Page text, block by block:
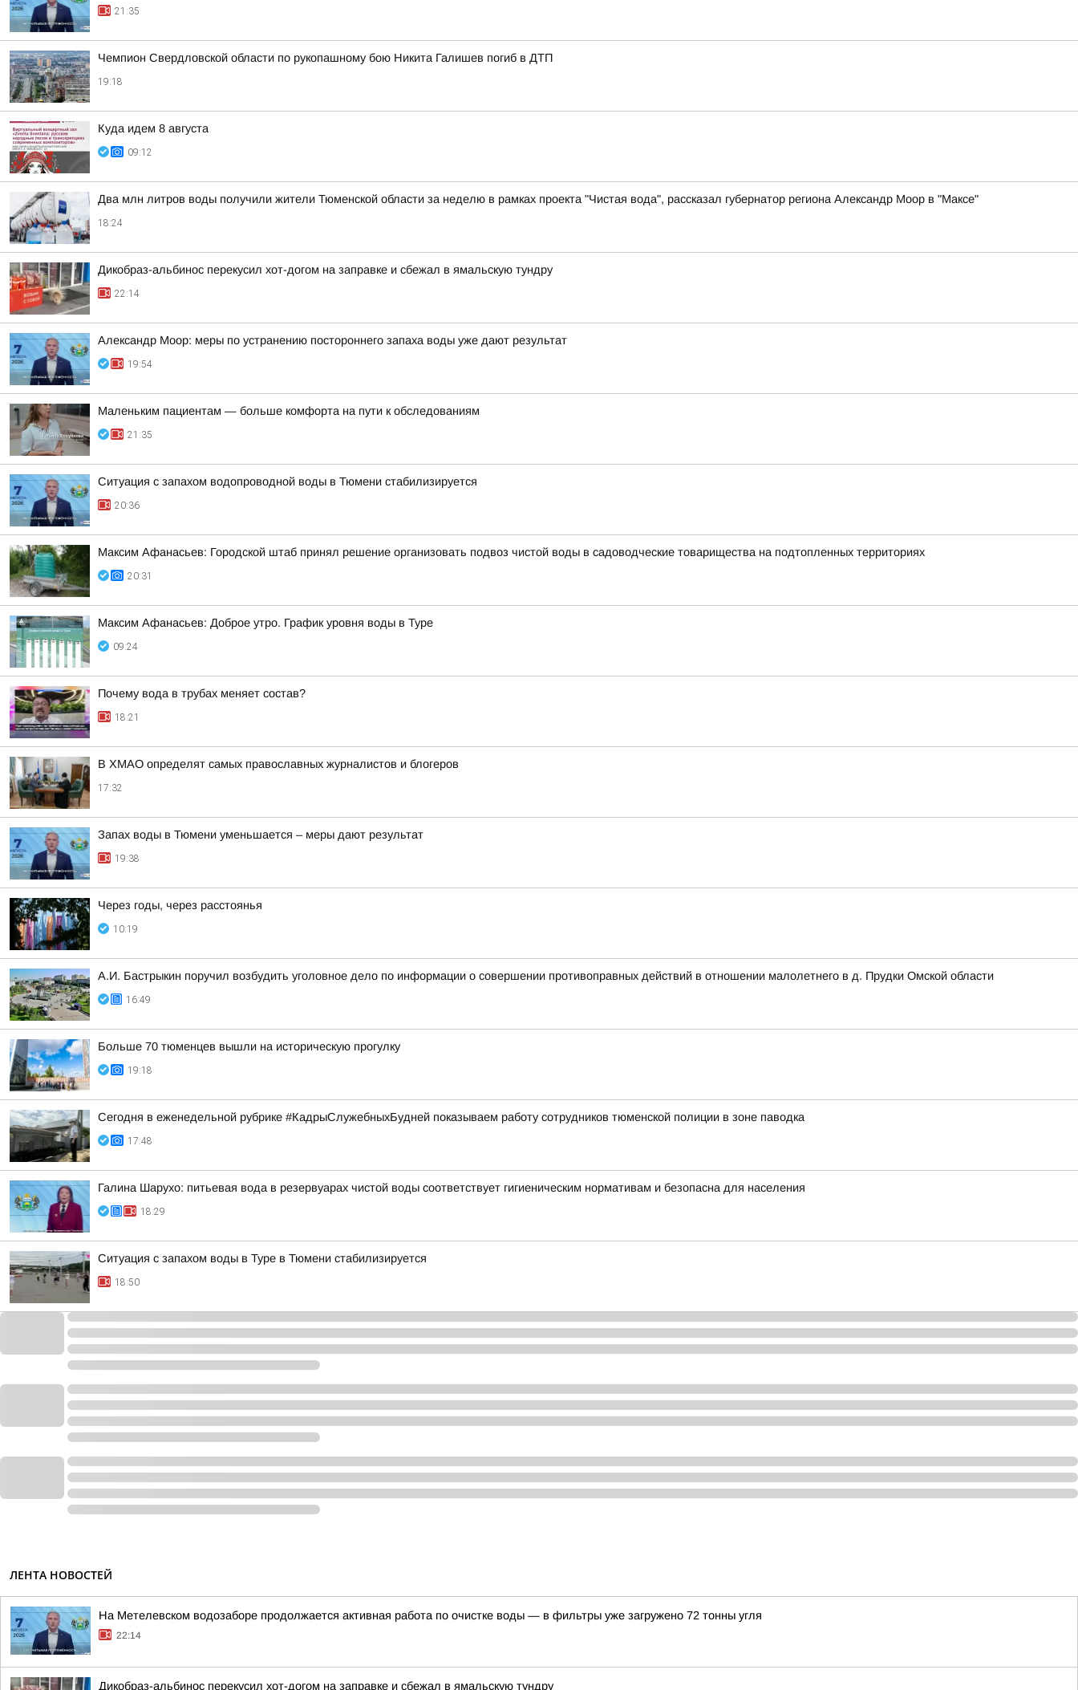
21:35
Чемпион Свердловской области по рукопашному бою Никита Галишев погиб в ДТП
19:18
Куда идем 8 августа
09:12
Два млн литров воды получили жители Тюменской области за неделю в рамках проекта "Чистая вода", рассказал губернатор региона Александр Моор в "Максе"
18:24
Дикобраз-альбинос перекусил хот-догом на заправке и сбежал в ямальскую тундру
22:14
Александр Моор: меры по устранению постороннего запаха воды уже дают результат
19:54
Маленьким пациентам — больше комфорта на пути к обследованиям
21:35
Ситуация с запахом водопроводной воды в Тюмени стабилизируется
20:36
Максим Афанасьев: Городской штаб принял решение организовать подвоз чистой воды в садоводческие товарищества на подтопленных территориях
20:31
Максим Афанасьев: Доброе утро. График уровня воды в Туре
09:24
Почему вода в трубах меняет состав?
18:21
В ХМАО определят самых православных журналистов и блогеров
17:32
Запах воды в Тюмени уменьшается – меры дают результат
19:38
Через годы, через расстоянья
10:19
А.И. Бастрыкин поручил возбудить уголовное дело по информации о совершении противоправных действий в отношении малолетнего в д. Прудки Омской области
16:49
Больше 70 тюменцев вышли на историческую прогулку
19:18
Сегодня в еженедельной рубрике #КадрыСлужебныхБудней показываем работу сотрудников тюменской полиции в зоне паводка
17:48
Галина Шарухо: питьевая вода в резервуарах чистой воды соответствует гигиеническим нормативам и безопасна для населения
18:29
Ситуация с запахом воды в Туре в Тюмени стабилизируется
18:50
ЛЕНТА НОВОСТЕЙ
На Метелевском водозаборе продолжается активная работа по очистке воды — в фильтры уже загружено 72 тонны угля
22:14
Дикобраз-альбинос перекусил хот-догом на заправке и сбежал в ямальскую тундру